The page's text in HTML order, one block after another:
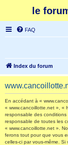
le
FAQ
Index du forum
En accédant à «
« www.cancoillotte.net », «
responsable des conditions
responsable de toutes les
« www.cancoillotte.net ».
ferons tout pour que vous
celles-ci par vous-même.